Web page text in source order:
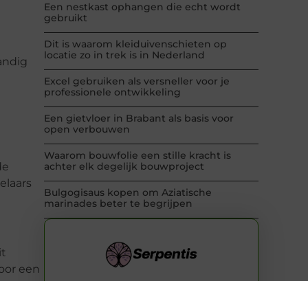
een
Een nestkast ophangen die echt wordt
gebruikt
Dit is waarom kleiduivenschieten op
locatie zo in trek is in Nederland
Excel gebruiken als versneller voor je
professionele ontwikkeling
Een gietvloer in Brabant als basis voor
open verbouwen
Waarom bouwfolie een stille kracht is
achter elk degelijk bouwproject
Bulgogisaus kopen om Aziatische
marinades beter te begrijpen